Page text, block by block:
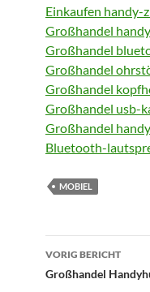
Einkaufen handy-
Großhandel
Großhandel
Großhandel
Großhandel
Großhandel usb-
Großhandel
Bluetooth-
MOBIEL
Bericht
navigatie
VORIG BERICHT
Großhandel